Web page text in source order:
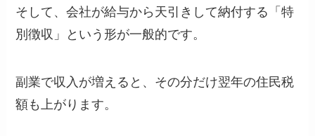
そして、会社が給与から天引きして納付する「特
別徴収」という形が一般的です。
副業で収入が増えると、その分だけ翌年の住民税
額も上がります。